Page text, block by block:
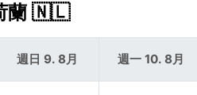
蘭 🇳🇱
週日 9. 8月 週一 10. 8月